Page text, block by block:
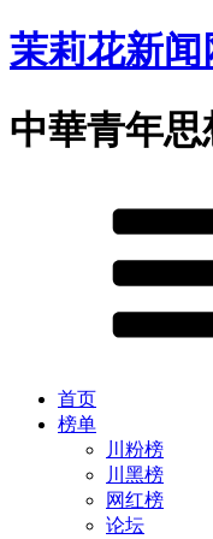
茉莉花新闻
中華青年
首页
榜单
川粉榜
川黑榜
网红榜
论坛